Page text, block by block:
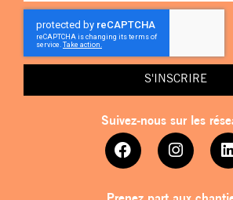
S'INSCRIRE
Suivez-nous sur les